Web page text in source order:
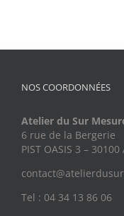
NOS COORDONNÉES
Atelier du Sur
6 rue de la Bergerie
PIST OASIS 3 – 30100
Tel : 04 34 13 86 06